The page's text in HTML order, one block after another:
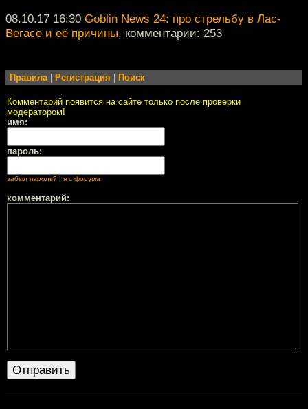
08.10.17 16:30 Goblin News 24: про стрельбу в Лас-
Вегасе и её причины, комментарии: 253
Правила| Регистрация Поиск
Комментарий появится на сайте только после проверки
модератором!
имя:
пароль:
забыл пароль? я с форума
комментарий: